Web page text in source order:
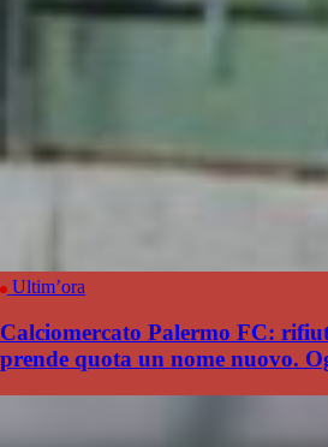
Ultim’ora
Calciomercato Palermo FC:
prende quota un nome nuovo.